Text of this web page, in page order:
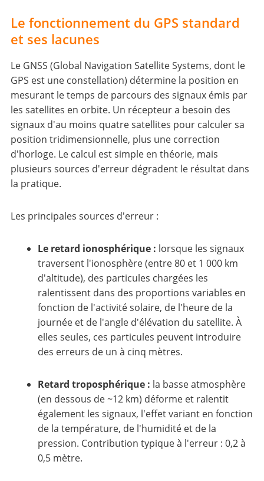
Le fonctionnement du GPS standard
et ses lacunes
Le GNSS (Global Navigation Satellite Systems, dont le
GPS est une constellation) détermine la position en
mesurant le temps de parcours des signaux émis par
les satellites en orbite. Un récepteur a besoin des
signaux d'au moins quatre satellites pour calculer sa
position tridimensionnelle, plus une correction
d'horloge. Le calcul est simple en théorie, mais
plusieurs sources d'erreur dégradent le résultat dans
la pratique.
Les principales sources d'erreur :
Le retard ionosphérique : lorsque les signaux
traversent l'ionosphère (entre 80 et 1 000 km
d'altitude), des particules chargées les
ralentissent dans des proportions variables en
fonction de l'activité solaire, de l'heure de la
journée et de l'angle d'élévation du satellite. À
elles seules, ces particules peuvent introduire
des erreurs de un à cinq mètres.
Retard troposphérique : la basse atmosphère
(en dessous de ~12 km) déforme et ralentit
également les signaux, l'effet variant en fonction
de la température, de l'humidité et de la
pression. Contribution typique à l'erreur : 0,2 à
0,5 mètre.